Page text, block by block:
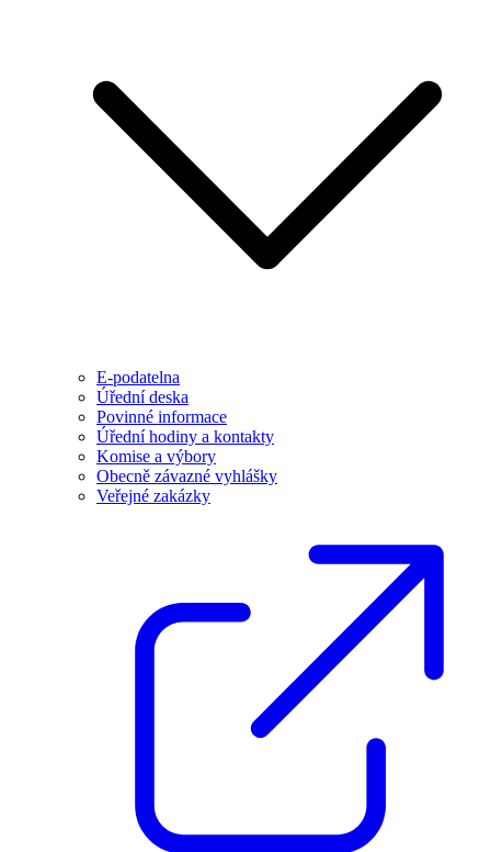
E-podatelna
Úřední deska
Povinné informace
Úřední hodiny a kontakty
Komise a výbory
Obecně závazné vyhlášky
Veřejné zakázky